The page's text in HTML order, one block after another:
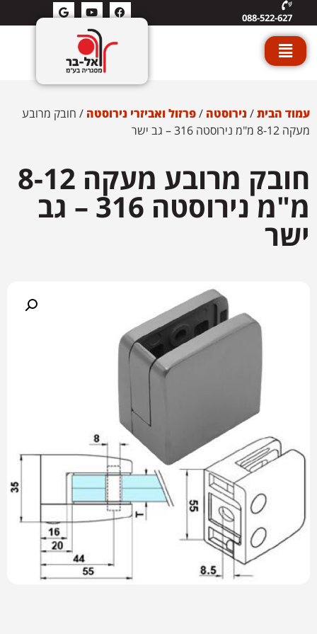
088-522-627
עמוד הבית/ נירוסטה /פרזול ואביזרי נירוסטה / חובק מרובע
מעקה 8-12 מ"מ נירוסטה 316 – גב ישר
חובק מרובע מעקה 8-12
מ"מ נירוסטה 316 – גב
ישר